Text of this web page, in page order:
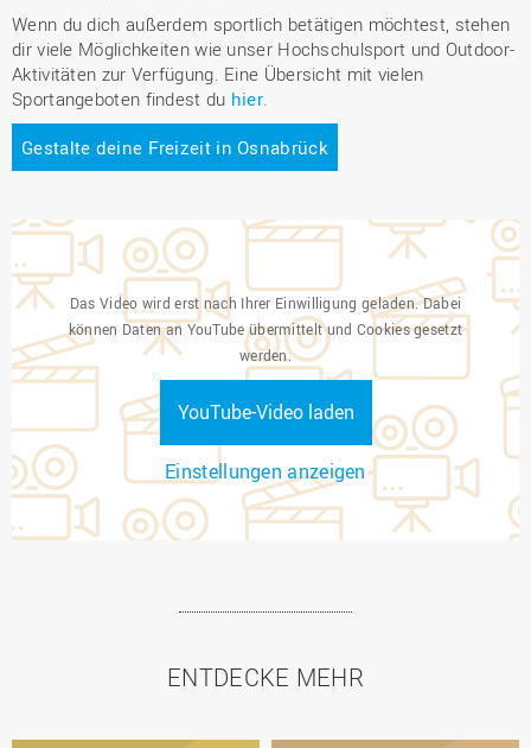
Wenn du dich außerdem sportlich betätigen möchtest, stehen
dir viele Möglichkeiten wie unser Hochschulsport und Outdoor-
Aktivitäten zur Verfügung. Eine Übersicht mit vielen
Sportangeboten findest du hier
Gestalte deine Freizeit in Osnabrück
Das Video wird erst nach Ihrer Einwilligung geladen. Dabei
können Daten an YouTube übermittelt und Cookies gesetzt
werden.
YouTube-Video laden
Einstellungen anzeigen
ENTDECKE MEHR